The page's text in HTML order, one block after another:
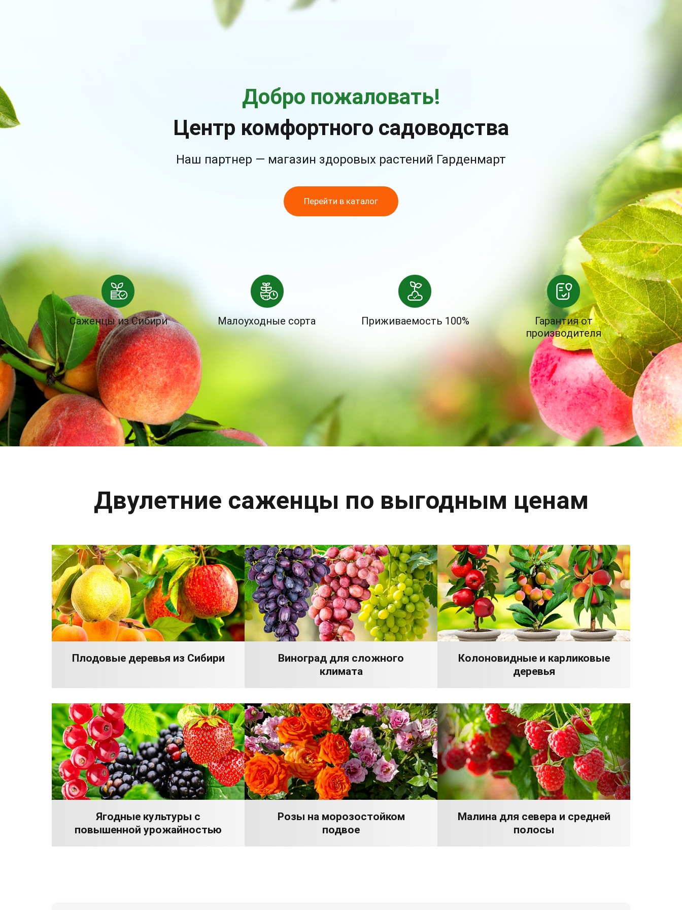
Добро пожаловать!
Центр комфортного садоводства
Наш партнер — магазин здоровых растений Гарденмарт
Перейти в каталог
Саженцы из Сибири Малоуходные сорта Приживаемость 100%
Гарантия от
производителя
Двулетние саженцы по выгодным ценам
Плодовые деревья из Сибири
Виноград для сложного
климата
Колоновидные и карликовые
деревья
Ягодные культуры с
повышенной урожайностью
Розы на морозостойком
подвое
Малина для севера и средней
полосы